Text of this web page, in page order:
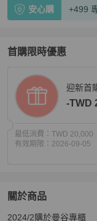
安心購 +499
首購限時優惠
迎新首
-TWD
最低消費： TWD 20,000
有效期限： 2026-09-05
關於商品
關於Chanel 金幣項
2024/2購於曼谷專櫃